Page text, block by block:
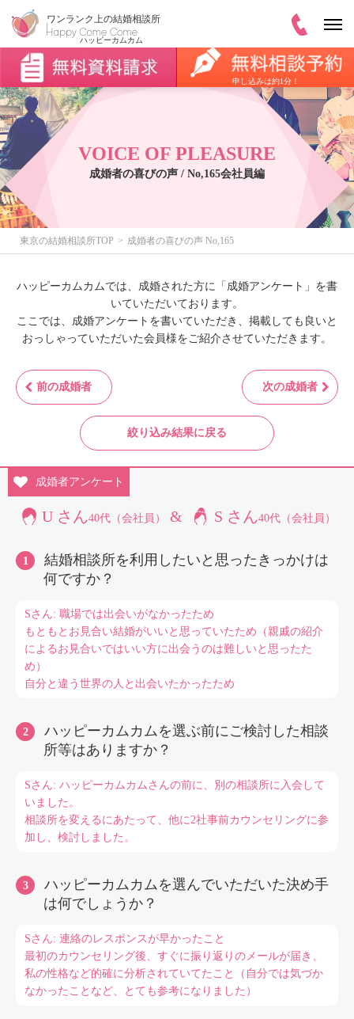
申し込みは約1分！
VOICE OF PLEASURE
成婚者の喜びの声 / No,165会社員編
東京の結婚相談所TOP 成婚者の喜びの声 No,165
ハッピーカムカムでは、成婚された方に「成婚アンケート」を書
いていただいております。
ここでは、成婚アンケートを書いていただき、掲載しても良いと
おっしゃっていただいた会員様をご紹介させていただきます。
前の成婚者 次の成婚者
絞り込み結果に戻る
成婚者アンケート
U さん40代（会社員） & S さん40代（会社員）
結婚相談所を利用したいと思ったきっかけは
何ですか？
Sさん: 職場では出会いがなかったため
もともとお見合い結婚がいいと思っていたため（親戚の紹介
によるお見合いではいい方に出会うのは難しいと思ったた
め）
自分と違う世界の人と出会いたかったため
ハッピーカムカムを選ぶ前にご検討した相談
所等はありますか？
Sさん: ハッピーカムカムさんの前に、別の相談所に入会して
いました。
相談所を変えるにあたって、他に2社事前カウンセリングに参
加し、検討しました。
ハッピーカムカムを選んでいただいた決め手
は何でしょうか？
Sさん: 連絡のレスポンスが早かったこと
最初のカウンセリング後、すぐに振り返りのメールが届き、
私の性格など的確に分析されていてたこと（自分では気づか
なかったことなど、とても参考になりました）